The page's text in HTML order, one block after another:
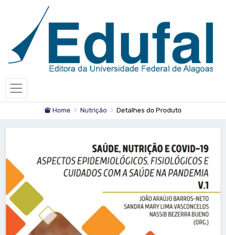
Home Nutrição Detalhes do Produto